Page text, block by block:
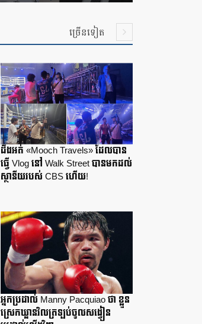
ច្រើនទៀត
ដឹងអត់ «Mooch Travels» ដែលបាន
ធ្វើ Vlog នៅ Walk Street បានមកដល់
ស្ថានីយរបស់ CBS ហើយ!
អ្នកប្រដាល់ Manny Pacquiao ថា ខ្លួន
ស្រេកឃ្លានវិលត្រឡប់ចូលសង្វៀន